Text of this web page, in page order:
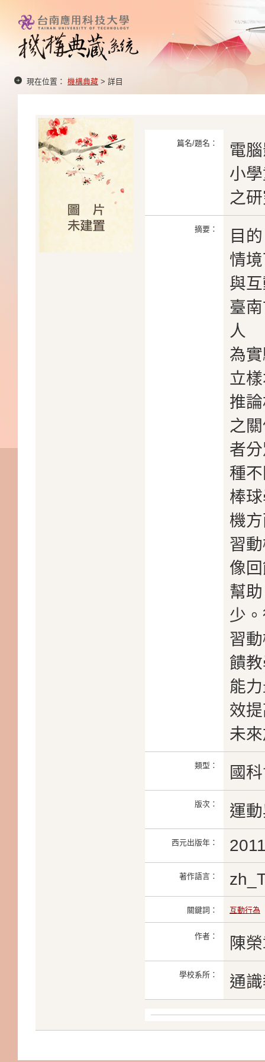
現在位置： 機構典藏 > 詳目
篇名/題名：
電
小
之
摘要：
目
情
與
臺
人
為
立
推
之
者
種
棒
機
習
像
幫
少
習
饋
能
效
未
類型： 國
版次： 運
西元出版年：
著作語言：
關鍵詞： 互動行為
作者： 陳
學校系所： 通